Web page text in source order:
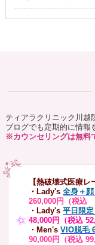
ティアラクリニック川越
ブログでも定期的に情報
※カウンセリングは無料
【熱破壊式医療レ
・Lady's 全身＋
260,000円（税込
・Lady's平日限
48,000円（税込
・Men's VIO脱毛
90,000円（税込